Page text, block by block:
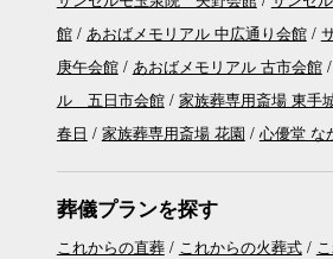
館
あおばメモリアル 中広通り会館
庚午会館
あおばメモリアル 古市会館
ル 五日市会館
家族葬専用斎場 東手
春日
家族葬専用斎場 花園 心優堂 な
葬儀プランを探す
これからの直葬 これからの火葬式